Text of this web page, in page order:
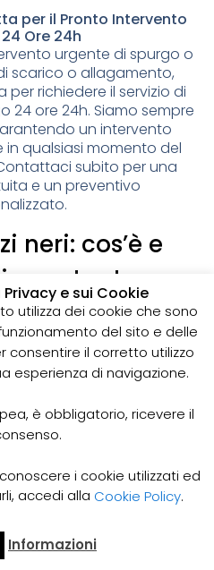
per il Pronto Intervento
Ore 24h
urgente di spurgo o
scarico o allagamento,
richiedere il servizio di
24 ore 24h. Siamo sempre
un intervento
qualsiasi momento del
subito per una
e un preventivo
neri: cos’è e
sotterranee utilizzate
reflue domestiche,
non è disponibile un
delle acque fognarie. Lo
essenziale
cattivi odori e
dei pozzi neri
effettuato mediante
aspirare e rimuovere le
accumulati all’interno del
Il Mio
e sui Cookie
utilizza dei cookie che sono
del sito e delle
consentire il corretto utilizzo
esperienza di navigazione.
è obbligatorio, ricevere il
i cookie utilizzati ed
accedi alla Cookie Policy.
Informazioni